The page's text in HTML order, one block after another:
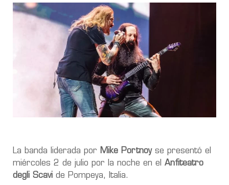
La banda liderada por Mike Portnoyse presentó el
miércoles 2 de julio por la noche en el Anfiteatro
degli Scavi de Pompeya, Italia.